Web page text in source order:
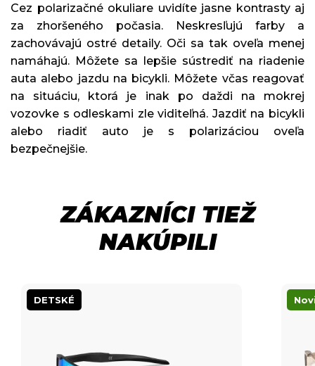
Cez polarizačné okuliare uvidíte jasne kontrasty aj
za zhoršeného počasia. Neskresľujú farby a
zachovávajú ostré detaily. Oči sa tak oveľa menej
namáhajú. Môžete sa lepšie sústrediť na riadenie
auta alebo jazdu na bicykli. Môžete včas reagovať
na situáciu, ktorá je inak po daždi na mokrej
vozovke s odleskami zle viditeľná. Jazdiť na bicykli
alebo riadiť auto je s polarizáciou oveľa
bezpečnejšie.
ZÁKAZNÍCI TIEŽ
NAKÚPILI
DETSKÉ